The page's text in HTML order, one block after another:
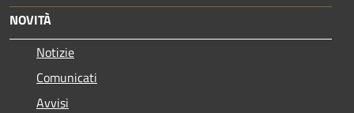
NOVITÀ
Notizie
Comunicati
Avvisi